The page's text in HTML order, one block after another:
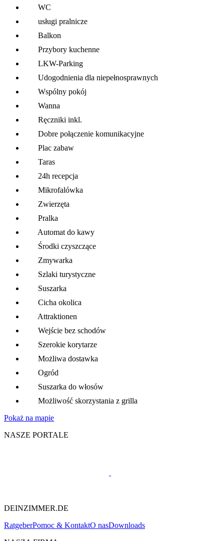
WC
usługi pralnicze
Balkon
Przybory kuchenne
LKW-Parking
Udogodnienia dla niepełnosprawnych
Wspólny pokój
Wanna
Ręczniki inkl.
Dobre połączenie komunikacyjne
Plac zabaw
Taras
24h recepcja
Mikrofalówka
Zwierzęta
Pralka
Automat do kawy
Środki czyszczące
Zmywarka
Szlaki turystyczne
Suszarka
Cicha okolica
Attraktionen
Wejście bez schodów
Szerokie korytarze
Możliwa dostawka
Ogród
Suszarka do włosów
Możliwość skorzystania z grilla
Pokaż na mapie
NASZE PORTALE
DEINZIMMER.DE
RatgeberPomoc & KontaktO nasDownloads